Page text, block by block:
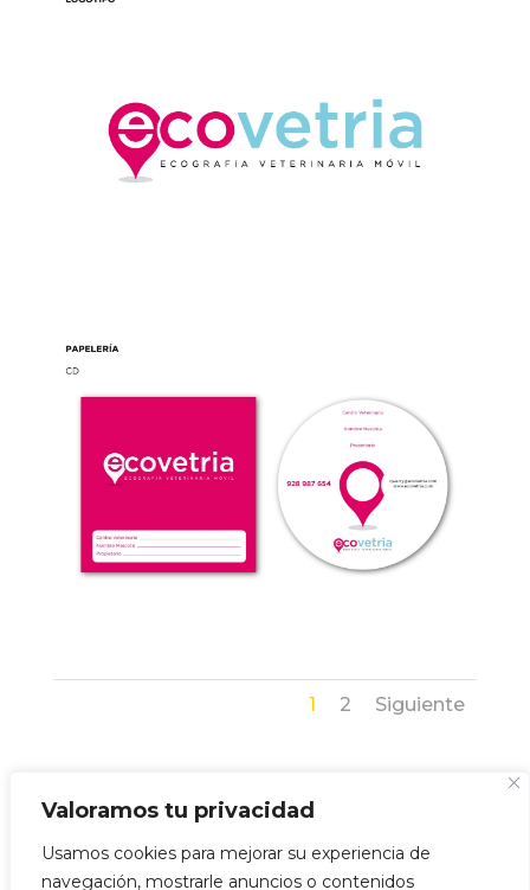
Valoramos tu privacidad
Usamos cookies para mejorar su experiencia de
navegación, mostrarle anuncios o contenidos
1 2 Siguiente
#
VOLVER